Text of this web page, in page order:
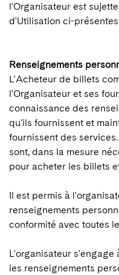
l'Organisateur est
d'Utilisation ci-
Renseignements
L'Acheteur de billets
l'Organisateur et ses
connaissance des
qu'ils fournissent et
fournissent des
sont, dans la mesure
pour acheter les billets
Il est permis à
renseignements
conformité avec toutes
L'organisateur s'engage
les renseignements